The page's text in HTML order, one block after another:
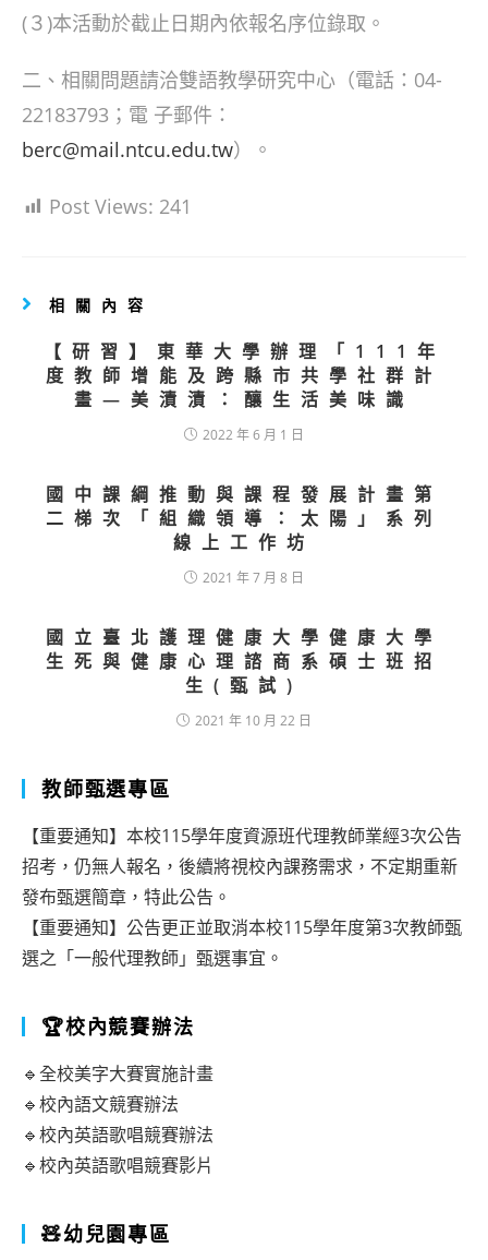
(３)本活動於截止日期內依報名序位錄取。
二、相關問題請洽雙語教學研究中心（電話：04-
22183793；電 子郵件：
berc@mail.ntcu.edu.tw）。
Post Views: 241
相關內容
【研習】東華大學辦理「111年
度教師增能及跨縣市共學社群計
畫—美漬漬：釀生活美味識
2022 年 6 月 1 日
國中課綱推動與課程發展計畫第
二梯次「組織領導：太陽」系列
線上工作坊
2021 年 7 月 8 日
國立臺北護理健康大學健康大學
生死與健康心理諮商系碩士班招
生(甄試)
2021 年 10 月 22 日
教師甄選專區
【重要通知】本校115學年度資源班代理教師業經3次公告
招考，仍無人報名，後續將視校內課務需求，不定期重新
發布甄選簡章，特此公告。
【重要通知】公告更正並取消本校115學年度第3次教師甄
選之「一般代理教師」甄選事宜。
🏆校內競賽辦法
🔹全校美字大賽實施計畫
🔹校內語文競賽辦法
🔹校內英語歌唱競賽辦法
🔹校內英語歌唱競賽影片
🧸幼兒園專區